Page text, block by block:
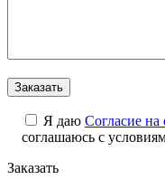
Я даю Cогласие
соглашаюсь с
Заказать